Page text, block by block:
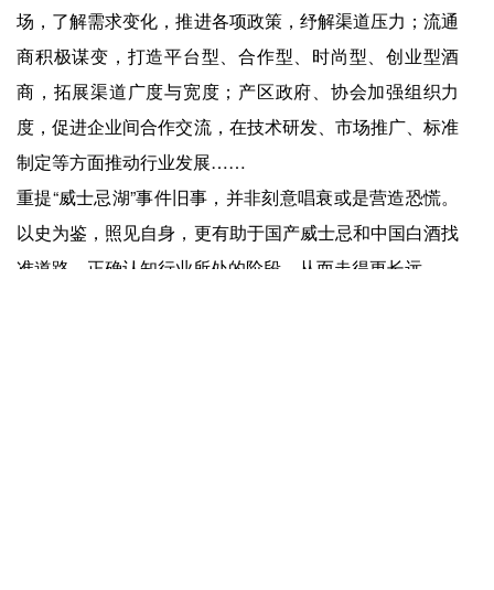
场，了解需求变化，推进各项政策，纾解渠道压力；流通
商积极谋变，打造平台型、合作型、时尚型、创业型酒
商，拓展渠道广度与宽度；产区政府、协会加强组织力
度，促进企业间合作交流，在技术研发、市场推广、标准
制定等方面推动行业发展……
重提“威士忌湖”事件旧事，并非刻意唱衰或是营造恐慌。
以史为鉴，照见自身，更有助于国产威士忌和中国白酒找
准道路，正确认知行业所处的阶段，从而走得更长远。